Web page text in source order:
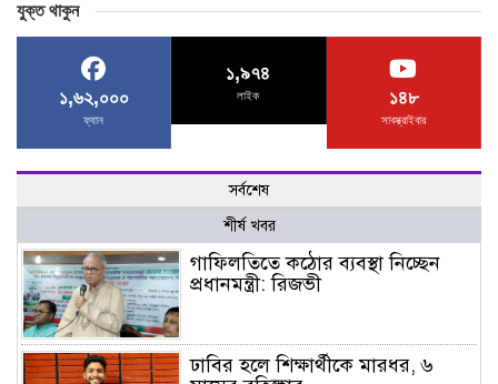
যুক্ত থাকুন
১,৬২,০০০
ফ্যান
১,৯৭৪
লাইক ১৪৮
সাবস্ক্রাইবার
সর্বশেষ
শীর্ষ খবর
গাফিলতিতে কঠোর ব্যবস্থা নিচ্ছেন
প্রধানমন্ত্রী: রিজভী
ঢাবির হলে শিক্ষার্থীকে মারধর, ৬